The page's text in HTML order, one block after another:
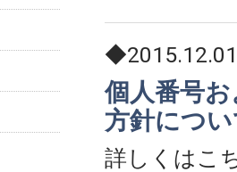
◆2015.12.01
個人番号
方針につ
詳しくはこ